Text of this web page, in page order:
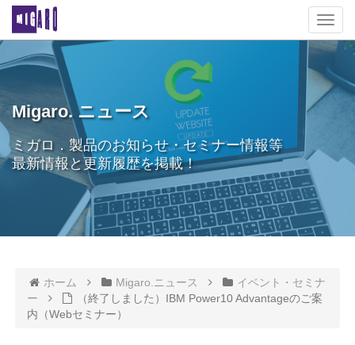
T
o
g
g
l
e
t
i
Migaro. ニュース
ミガロ．製品のお知らせ・セミナー情報等
最新情報と更新履歴を掲載！
ホーム Migaro.ニュース
イベント・セミナ
ー
（終了しました）IBM Power10 Advantageのご案
内（Webセミナー）